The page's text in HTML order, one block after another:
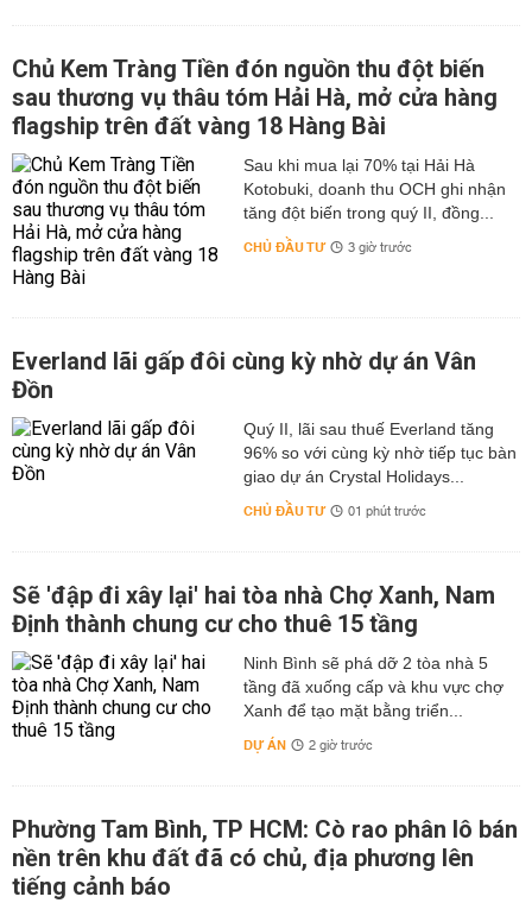
Chủ Kem Tràng Tiền đón nguồn thu đột biến
sau thương vụ thâu tóm Hải Hà, mở cửa hàng
flagship trên đất vàng 18 Hàng Bài
Sau khi mua lại 70% tại Hải Hà
Kotobuki, doanh thu OCH ghi nhận
tăng đột biến trong quý II, đồng...
CHỦ ĐẦU TƯ 3 giờ trước
Everland lãi gấp đôi cùng kỳ nhờ dự án Vân
Đồn
Quý II, lãi sau thuế Everland tăng
96% so với cùng kỳ nhờ tiếp tục bàn
giao dự án Crystal Holidays...
CHỦ ĐẦU TƯ 01 phút trước
Sẽ 'đập đi xây lại' hai tòa nhà Chợ Xanh, Nam
Định thành chung cư cho thuê 15 tầng
Ninh Bình sẽ phá dỡ 2 tòa nhà 5
tầng đã xuống cấp và khu vực chợ
Xanh để tạo mặt bằng triển...
DỰ ÁN 2 giờ trước
Phường Tam Bình, TP HCM: Cò rao phân lô bán
nền trên khu đất đã có chủ, địa phương lên
tiếng cảnh báo